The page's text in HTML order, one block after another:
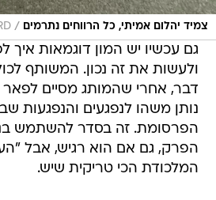
צמיד יהלום אמיתי, כל הרווחים נתרמים /
גם עכשיו יש המון דוגמאות איך
ולעשות את זה נכון. המשותף
דבר, אחרי שהמותג מסיים
נותן משהו לנפגעים והנפגעות
הפרסומת. זה בסדר להשתמש
הפרק, גם אם הוא רגיש, אבל
המלכודת הכי טריקית שיש.